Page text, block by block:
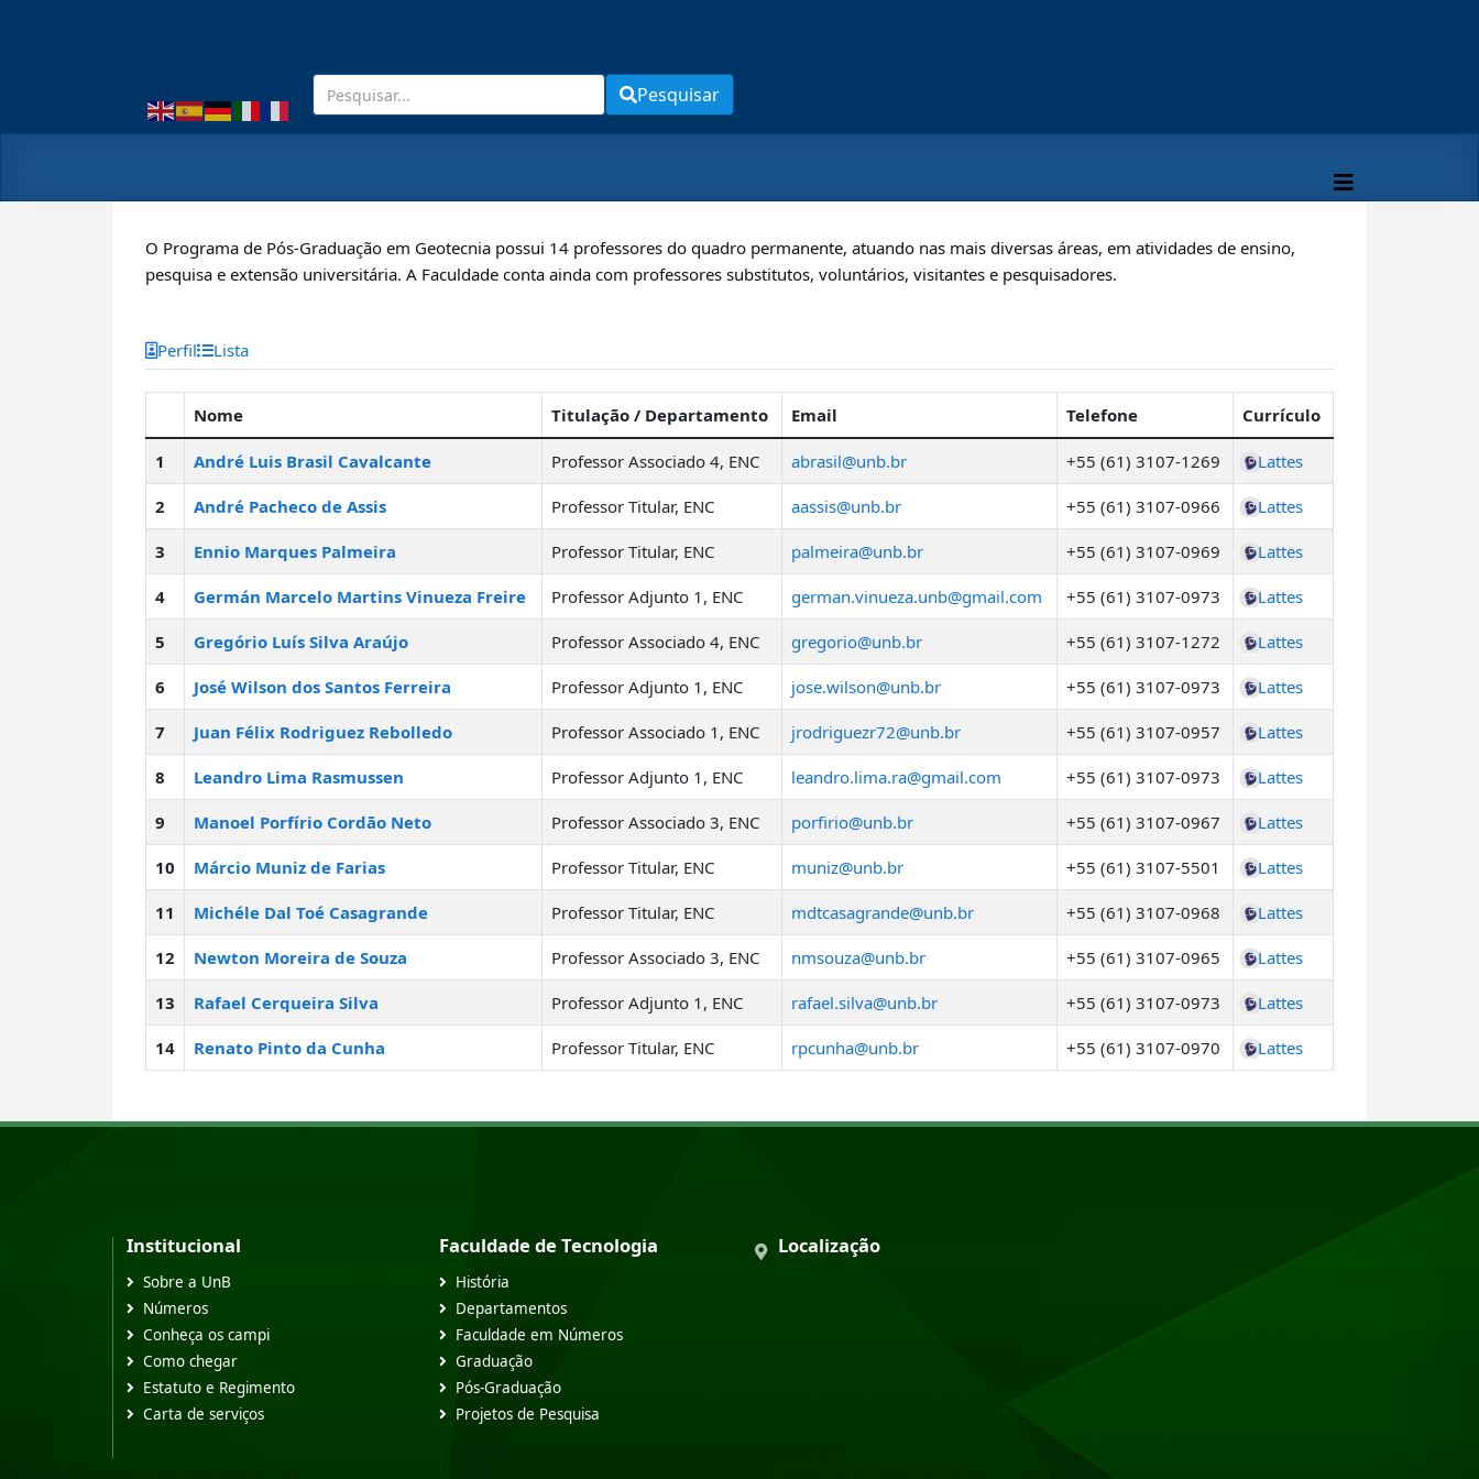
Pesquisar
O Programa de Pós-Graduação em Geotecnia possui 14 professores do quadro permanente, atuando nas mais diversas áreas, em atividades de ensino,
pesquisa e extensão universitária. A Faculdade conta ainda com professores substitutos, voluntários, visitantes e pesquisadores.
Perfil Lista
Nome Titulação / Departamento Email Telefone Currículo
1 André Luis Brasil Cavalcante Professor Associado 4, ENC abrasil@unb.br +55 (61) 3107-1269 Lattes
2 André Pacheco de Assis Professor Titular, ENC aassis@unb.br +55 (61) 3107-0966 Lattes
3 Ennio Marques Palmeira Professor Titular, ENC palmeira@unb.br +55 (61) 3107-0969 Lattes
4 Germán Marcelo Martins Vinueza Freire Professor Adjunto 1 , ENC german.vinueza.unb@gmail.com +55 (61) 3107-0973 Lattes
5 Gregório Luís Silva Araújo Professor Associado 4, ENC gregorio@unb.br +55 (61) 3107-1272 Lattes
6 José Wilson dos Santos Ferreira Professor Adjunto 1 , ENC jose.wilson@unb.br +55 (61) 3107-0973 Lattes
7 Juan Félix Rodriguez Rebolledo Professor Associado 1 , ENC jrodriguezr72@unb.br +55 (61) 3107-0957 Lattes
8 Leandro Lima Rasmussen Professor Adjunto 1 , ENC leandro.lima.ra@gmail.com +55 (61) 3107-0973 Lattes
9 Manoel Porfírio Cordão Neto Professor Associado 3, ENC porfirio@unb.br +55 (61) 3107-0967 Lattes
10 Márcio Muniz de Farias Professor Titular, ENC muniz@unb.br +55 (61) 3107-5501 Lattes
11 Michéle Dal Toé Casagrande Professor Titular, ENC mdtcasagrande@unb.br +55 (61) 3107-0968 Lattes
12 Newton Moreira de Souza Professor Associado 3, ENC nmsouza@unb.br +55 (61) 3107-0965 Lattes
13 Rafael Cerqueira Silva Professor Adjunto 1 , ENC rafael.silva@unb.br +55 (61) 3107-0973 Lattes
14 Renato Pinto da Cunha Professor Titular, ENC rpcunha@unb.br +55 (61) 3107-0970 Lattes
Institucional
Sobre a UnB
Números
Conheça os campi
Como chegar
Estatuto e Regimento
Carta de serviços
Faculdade de Tecnologia
História
Departamentos
Faculdade em Números
Graduação
Pós-Graduação
Projetos de Pesquisa
Localização